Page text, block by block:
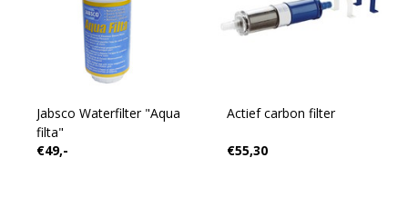
Jabsco Waterfilter "Aqua
filta"
€49,-
Actief carbon filter
€55,30